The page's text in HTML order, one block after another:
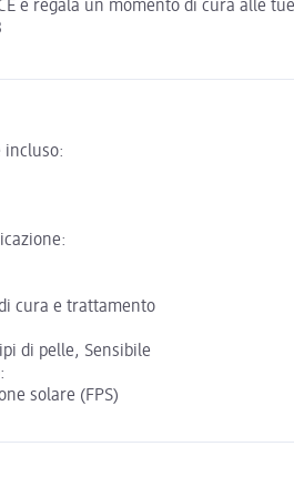
e regala un momento di cura alle
incluso:
cura e trattamento
di pelle, Sensibile
solare (FPS)